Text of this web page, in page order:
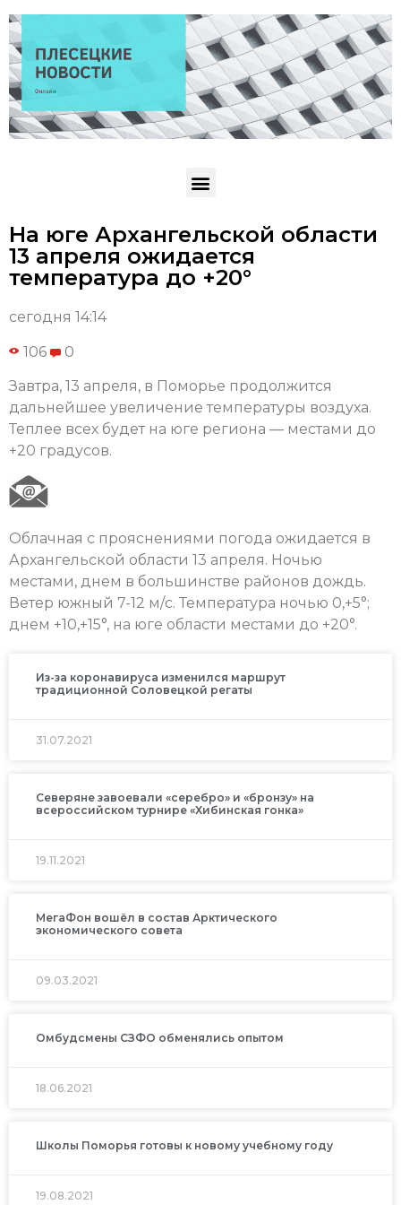
На юге Архангельской области
13 апреля ожидается
температура до +20°
сегодня 14:14
106 0
Завтра, 13 апреля, в Поморье продолжится
дальнейшее увеличение температуры воздуха.
Теплее всех будет на юге региона — местами до
+20 градусов.
Облачная с прояснениями погода ожидается в
Архангельской области 13 апреля. Ночью
местами, днем в большинстве районов дождь.
Ветер южный 7-12 м/с. Температура ночью 0,+5°;
днем +10,+15°, на юге области местами до +20°.
Из-за коронавируса изменился маршрут
традиционной Соловецкой регаты
31.07.2021
Северяне завоевали «серебро» и «бронзу» на
всероссийском турнире «Хибинская гонка»
19.11.2021
МегаФон вошёл в состав Арктического
экономического совета
09.03.2021
Омбудсмены СЗФО обменялись опытом
18.06.2021
Школы Поморья готовы к новому учебному году
19.08.2021